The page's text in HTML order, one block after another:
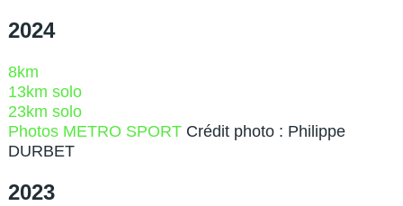
2024
8km
13km solo
23km solo
Photos METRO SPORT Crédit photo : Philippe
DURBET
2023